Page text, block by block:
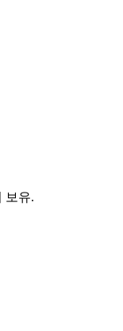
보유.